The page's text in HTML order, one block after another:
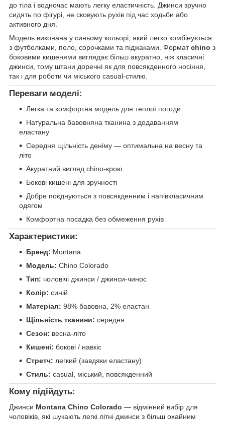
до тіла і водночас мають легку еластичність. Джинси зручно
сидять по фігурі, не сковують рухів під час ходьби або
активного дня.
Модель виконана у синьому кольорі, який легко комбінується
з футболками, поло, сорочками та піджаками. Форматchino з
боковими кишенями виглядає більш акуратно, ніж класичні
джинси, тому штани доречні як для повсякденного носіння,
так і для роботи чи міського casual-стилю.
Переваги моделі:
Легка та комфортна модель для теплої погоди
Натуральна бавовняна тканина з додаванням
еластану
Середня щільність деніму — оптимальна на весну та
літо
Акуратний вигляд chino-крою
Бокові кишені для зручності
Добре поєднуються з повсякденним і напівкласичним
одягом
Комфортна посадка без обмеження рухів
Характеристики:
Бренд: Montana
Модель: Chino Colorado
Тип: чоловічі джинси / джинси-чинос
Колір: синій
Матеріал: 98% бавовна, 2% еластан
Щільність тканини: середня
Сезон: весна-літо
Кишені: бокові / навкіс
Стретч: легкий (завдяки еластану)
Стиль: casual, міський, повсякденний
Кому підійдуть:
Джинси Montana Chino Colorado — відмінний вибір для
чоловіків, які шукають легкі літні джинси з більш охайним